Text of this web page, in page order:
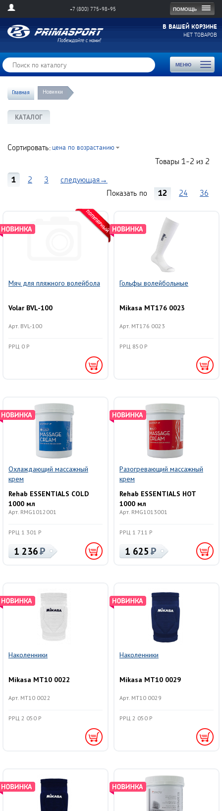
ПОМОЩЬ
+7 (800) 775-98-95
В ВАШЕЙ КОРЗИНЕ
НЕТ ТОВАРОВ
МЕНЮ
Toggle
Главная Новинки
КАТАЛОГ
Сортировать: цена по возрастанию
Товары 1-2 из 2
1
2 3
следующая→
Показать по
12 24 36
Мяч для пляжного волейбола
Volar BVL-100
Арт. BVL-100
РРЦ 0 Р
Гольфы волейбольные
Mikasa MT176 0023
Арт. MT176 0023
РРЦ 850 Р
Охлаждающий массажный
крем
Rehab ESSENTIALS COLD
1000 мл
Арт. RMG1012001
РРЦ 1 301 Р
1 236
Разогревающий массажный
крем
Rehab ESSENTIALS HOT
1000 мл
Арт. RMG1013001
РРЦ 1 711 Р
1 625
Наколенники
Mikasa MT10 0022
Арт. MT10 0022
РРЦ 2 050 Р
Наколенники
Mikasa MT10 0029
Арт. MT10 0029
РРЦ 2 050 Р